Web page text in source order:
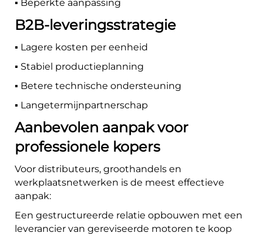
▪️ Beperkte aanpassing
B2B-leveringsstrategie
▪️ Lagere kosten per eenheid
▪️ Stabiel productieplanning
▪️ Betere technische ondersteuning
▪️ Langetermijnpartnerschap
Aanbevolen aanpak voor
professionele kopers
Voor distributeurs, groothandels en
werkplaatsnetwerken is de meest effectieve
aanpak:
Een gestructureerde relatie opbouwen met een
leverancier van gereviseerde motoren te koop